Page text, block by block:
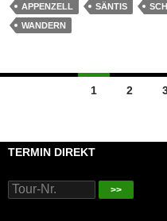
APPENZELL SÄNTIS
WANDERN
1 2
TERMIN DIREKT
>>